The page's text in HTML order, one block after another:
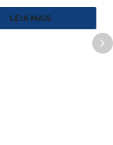
LEIA MAIS